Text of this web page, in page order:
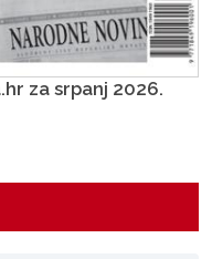
za srpanj 2026.